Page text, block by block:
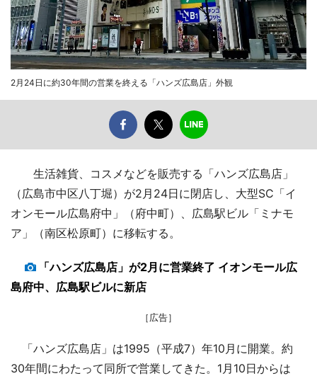
2月24日に約30年間の営業を終える「ハンズ広島店」外観
生活雑貨、コスメなどを販売する「ハンズ広島店」
（広島市中区八丁堀）が2月24日に閉店し、大型SC「イ
オンモール広島府中」（府中町）、広島駅ビル「ミナモ
ア」（南区松原町）に移転する。
「ハンズ広島店」が2月に営業終了 イオンモール広
島府中、広島駅ビルに新店
［広告］
「ハンズ広島店」は1995（平成7）年10月に開業。約
30年間にわたって同所で営業してきた。1月10日からは